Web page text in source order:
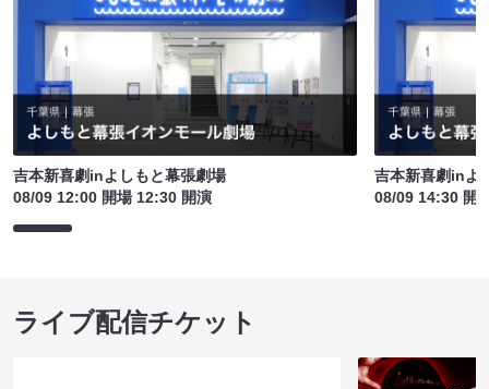
吉本新喜劇inよしもと幕張劇場
08/09 12:00 開場 12:30 開演
吉本新喜劇inよ
08/09 14:30 開
ライブ配信チケット